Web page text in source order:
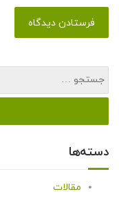
دسته‌ها
مقالات